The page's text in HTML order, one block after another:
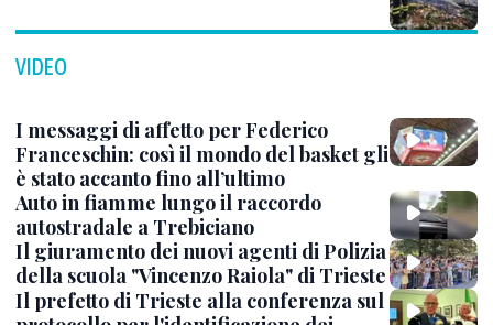
VIDEO
I messaggi di affetto per Federico
Franceschin: così il mondo del basket gli
è stato accanto fino all’ultimo
Auto in fiamme lungo il raccordo
autostradale a Trebiciano
Il giuramento dei nuovi agenti di Polizia
della scuola "Vincenzo Raiola" di Trieste
Il prefetto di Trieste alla conferenza sul